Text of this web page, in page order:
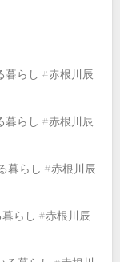
暮らし #赤根川辰
暮らし #赤根川辰
暮らし #赤根川辰
らし #赤根川辰